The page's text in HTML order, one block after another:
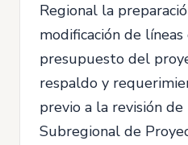
Regional la
modificación de
presupuesto del
respaldo y
previo a la revisión
Subregional de